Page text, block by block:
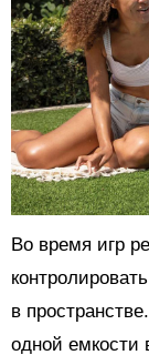
Во время игр
в
одной емкости